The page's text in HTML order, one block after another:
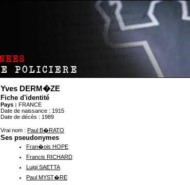
Yves DERM�ZE
Fiche d'identité
Pays : FRANCE
Date de naissance : 1915
Date de décès : 1989
Vrai nom : Paul B�RATO
Ses pseudonymes
Fran�ois HOPE
Francis RICHARD
Luigi SAETTA
Paul MYST�RE